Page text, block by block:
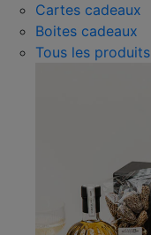
Cartes cadeaux
Boites cadeaux
Tous les produits